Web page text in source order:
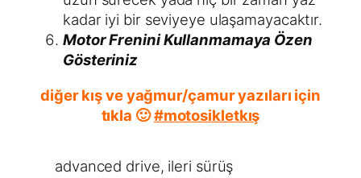
kadar iyi bir seviyeye ulaşamayacaktır.
Motor Frenini Kullanmamaya Özen
Gösteriniz
diğer kış ve yağmur/çamur yazıları için
tıkla 🙂#motosikletkış
advanced drive, ileri sürüş